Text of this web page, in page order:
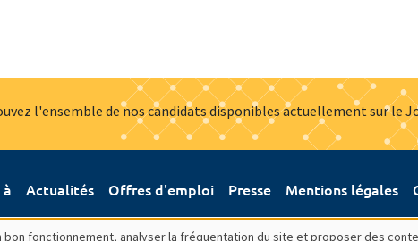
l'ensemble de nos candidats disponibles actuellement sur le
Actualités Offres d'emploi Presse Mentions légales
fonctionnement, analyser la fréquentation du site et proposer des